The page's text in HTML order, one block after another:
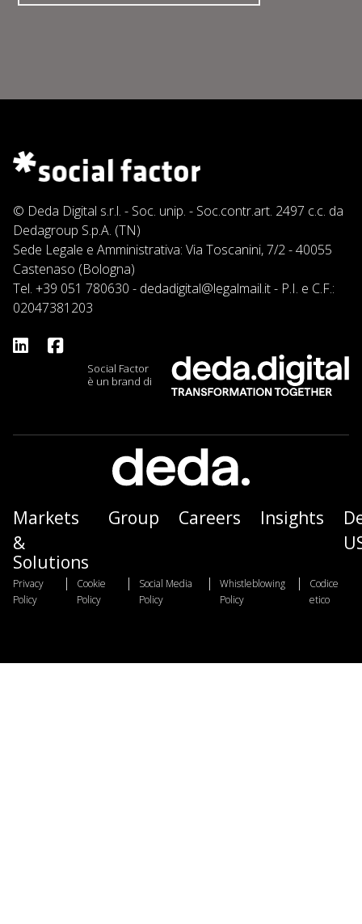
© Deda Digital s.r.l. - Soc. unip. - Soc.contr.art. 2497 c.c. da
Dedagroup S.p.A. (TN)
Sede Legale e Amministrativa: Via Toscanini, 7/2 - 40055
Castenaso (Bologna)
Tel. +39 051 780630 - dedadigital@legalmail.it- P.I. e C.F.:
02047381203
Social Factor
è un brand di
Markets
&
Solutions
Group Careers Insights
Privacy
Policy
| Cookie
Policy
| Social Media
Policy
| Whistleblowing
Policy
| Codice
etico